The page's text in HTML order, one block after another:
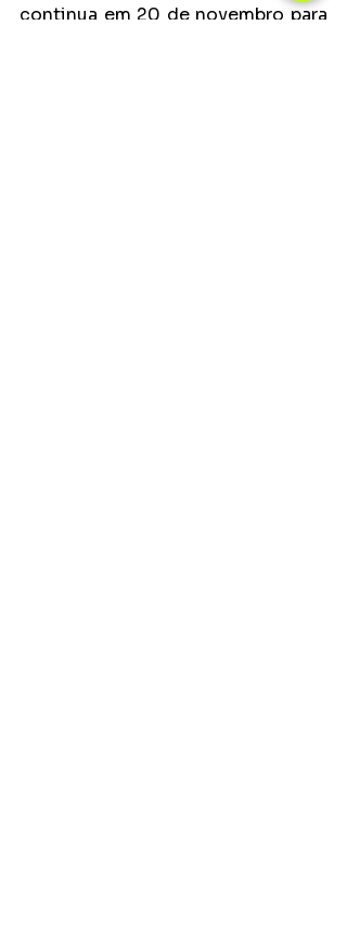
continua em 20 de novembro para